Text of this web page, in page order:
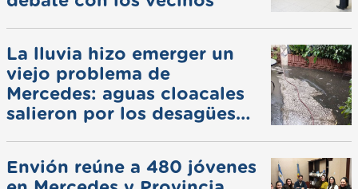
La lluvia hizo emerger un
viejo problema de
Mercedes: aguas cloacales
salieron por los desagües
Envión reúne a 480 jóvenes